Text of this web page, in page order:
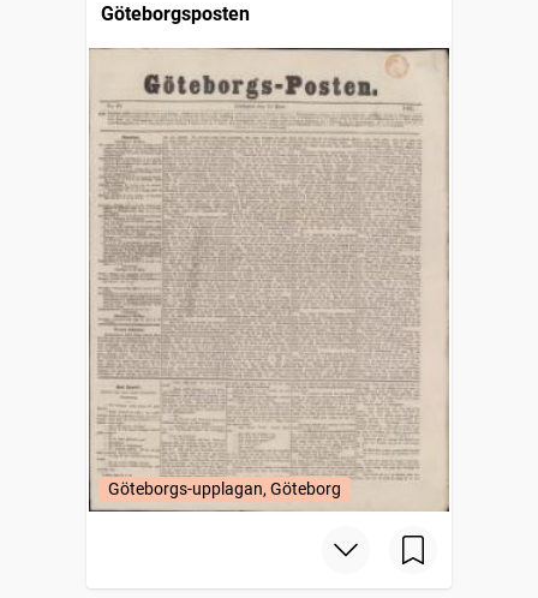
Göteborgsposten
Göteborgs-upplagan, Göteborg